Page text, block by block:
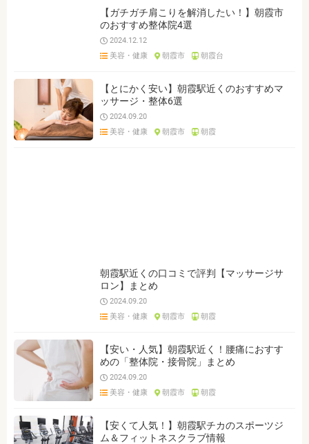
【ガチガチ肩こりを解消したい！】朝霞市
のおすすめ整体院4選
2024.12.12
美容・健康
朝霞市 朝霞台
【とにかく安い】朝霞駅近くのおすすめマ
ッサージ・整体6選
2024.09.20
美容・健康
朝霞市 朝霞
朝霞駅近くの口コミで評判【マッサージサ
ロン】まとめ
2024.09.20
美容・健康
朝霞市 朝霞
【安い・人気】朝霞駅近く！腰痛におすす
めの「整体院・接骨院」まとめ
2024.09.20
美容・健康
朝霞市 朝霞
【安くて人気！】朝霞駅チカのスポーツジ
ム＆フィットネスクラブ情報